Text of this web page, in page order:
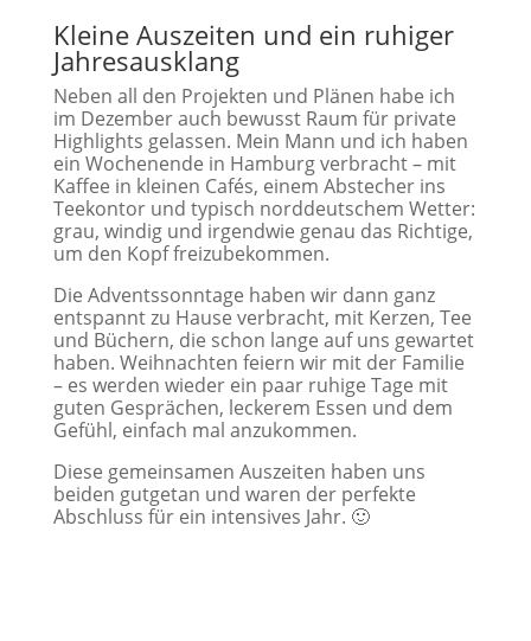
Kleine Auszeiten und ein ruhiger
Jahresausklang
Neben all den Projekten und Plänen habe ich
im Dezember auch bewusst Raum für private
Highlights gelassen. Mein Mann und ich haben
ein Wochenende in Hamburg verbracht – mit
Kaffee in kleinen Cafés, einem Abstecher ins
Teekontor und typisch norddeutschem Wetter:
grau, windig und irgendwie genau das Richtige,
um den Kopf freizubekommen.
Die Adventssonntage haben wir dann ganz
entspannt zu Hause verbracht, mit Kerzen, Tee
und Büchern, die schon lange auf uns gewartet
haben. Weihnachten feiern wir mit der Familie
– es werden wieder ein paar ruhige Tage mit
guten Gesprächen, leckerem Essen und dem
Gefühl, einfach mal anzukommen.
Diese gemeinsamen Auszeiten haben uns
beiden gutgetan und waren der perfekte
Abschluss für ein intensives Jahr. 🙂